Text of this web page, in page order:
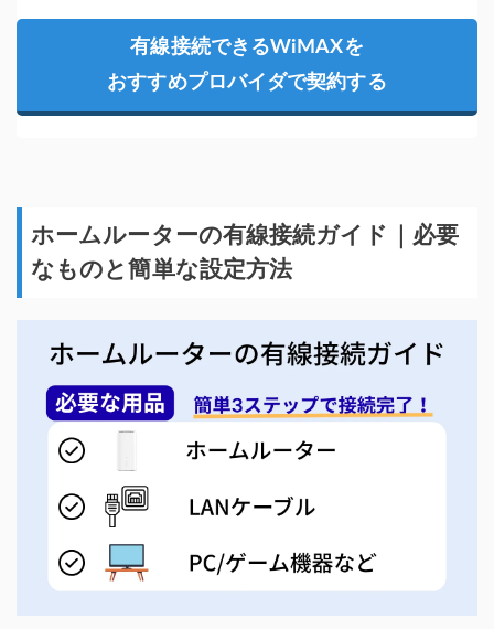
有線接続できるWiMAXを
おすすめプロバイダで契約する
ホームルーターの有線接続ガイド｜必要
なものと簡単な設定方法